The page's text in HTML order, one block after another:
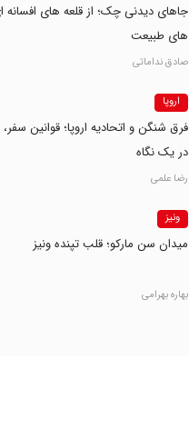
جاهای دیدنی چک؛ از قلعه های افسانه
های طبیعت
صادق نداماتی
اروپا
فرق شنگن و اتحادیه اروپا؛ قوانین
در یک نگاه
رضا علمی
ونیز
میدان سن مارکو؛ قلب تپنده ونیز
بهاره بهرامی